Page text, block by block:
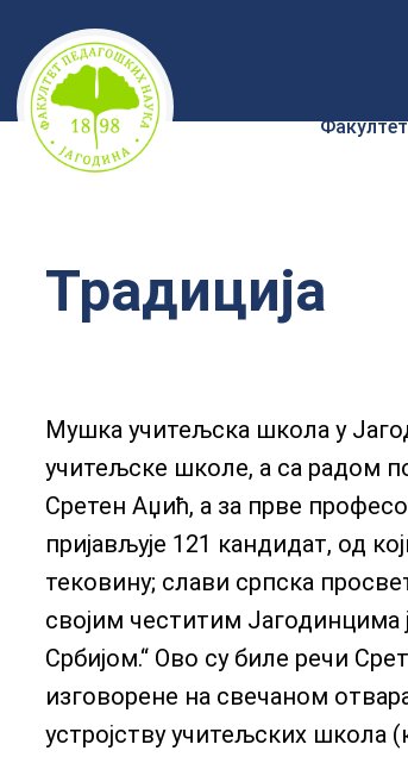
Скочи
на
садржај
Факултет
Традиција
Мушка учитељска школа у
учитељске школе, а са радом
Сретен Аџић, а за прве
пријављује 121 кандидат, од
тековину; слави српска
својим честитим Јагодинцима
Србијом.“ Ово су биле речи
изговорене на свечаном
устројству учитељских школа